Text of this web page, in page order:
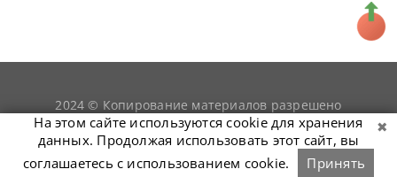
2024 © Копирование материалов разрешено
только при условии гиперссылки наsnookerist.ru
На этом сайте используются cookie для хранения
данных. Продолжая использовать этот сайт, вы
соглашаетесь с использованием cookie.
Принять